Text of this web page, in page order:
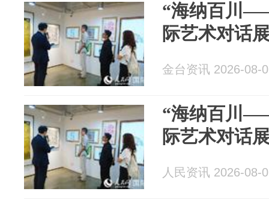
“海纳百川
际艺术对话
金台资讯 2026-08-
“海纳百川
际艺术对话
人民资讯 2026-08-